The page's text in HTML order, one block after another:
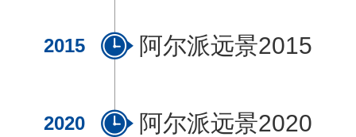
2015 阿尔派远景2015
2020 阿尔派远景2020